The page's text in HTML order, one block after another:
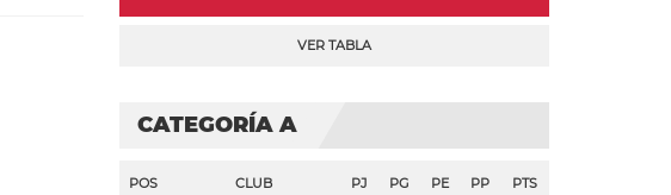
VER TABLA
CATEGORÍA A
POS CLUB PJ PG PE PP PTS